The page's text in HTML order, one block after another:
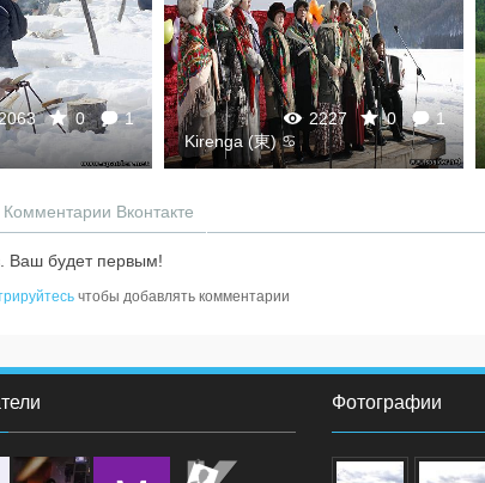
0
1
2227 0
1
Kirenga (東) ♋
Комментарии Вконтакте
Ваш будет первым!
чтобы добавлять комментарии
Фотографии